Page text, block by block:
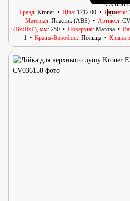
Бренд Kroner Ціна 1712.00 Гарантія
Матеріал Пластик (ABS) Артикул
(ВхШхГ), мм 250 Поверхня Матова
1
Країна-Виробник Польща Країна